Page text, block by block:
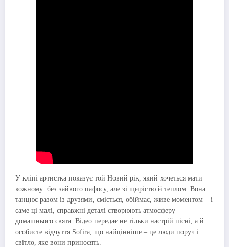
У кліпі артистка показує той Новий рік, який хочеться мати
кожному: без зайвого пафосу, але зі щирістю й теплом. Вона
танцює разом із друзями, сміється, обіймає, живе моментом – і
саме ці малі, справжні деталі створюють атмосферу
домашнього свята. Відео передає не тільки настрій пісні, а й
особисте відчуття Sofira, що найцінніше – це люди поруч і
світло, яке вони приносять.